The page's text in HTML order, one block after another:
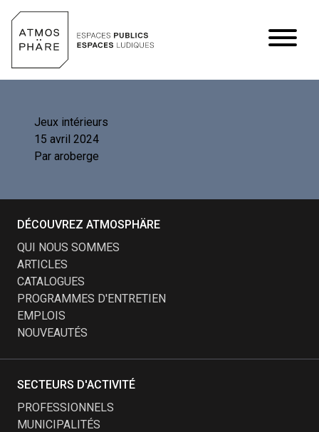
Jeux intérieurs
15 avril 2024
Par aroberge
DÉCOUVREZ ATMOSPHÄRE
QUI NOUS SOMMES
ARTICLES
CATALOGUES
PROGRAMMES D'ENTRETIEN
EMPLOIS
NOUVEAUTÉS
SECTEURS D'ACTIVITÉ
PROFESSIONNELS
MUNICIPALITÉS